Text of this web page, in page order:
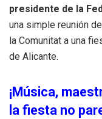
presidente de la
una simple reunión
la Comunitat a una
de Alicante.
¡Música,
la fiesta no